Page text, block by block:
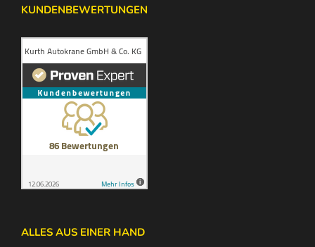
KUNDENBEWERTUNGEN
ALLES AUS EINER HAND